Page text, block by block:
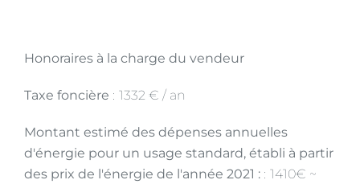
Honoraires à la charge du vendeur
Taxe foncière 1332 € / an
Montant estimé des dépenses annuelles
d'énergie pour un usage standard, établi à partir
des prix de l'énergie de l'année 2021 :
1410€ ~